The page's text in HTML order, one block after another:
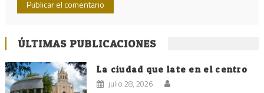
ÚLTIMAS PUBLICACIONES
La ciudad que late en el centro
julio 28, 2026